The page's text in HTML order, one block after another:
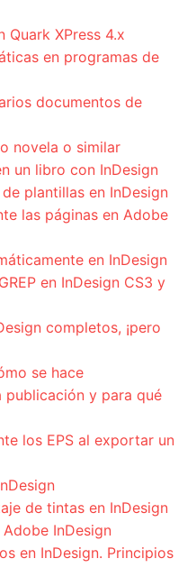
Quark XPress 4.x
en programas de
documentos de
novela o similar
un libro con InDesign
plantillas en InDesign
las páginas en Adobe
en InDesign
en InDesign CS3 y
completos, ¡pero
se hace
publicación y para qué
los EPS al exportar un
de tintas en InDesign
InDesign
en InDesign. Principios